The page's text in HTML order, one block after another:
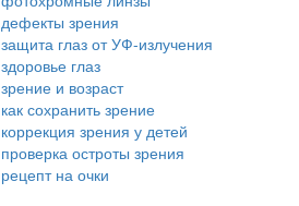
дефекты зрения
защита глаз от УФ-излучения
здоровье глаз
зрение и возраст
как сохранить зрение
коррекция зрения у детей
проверка остроты зрения
рецепт на очки